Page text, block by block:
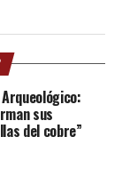
sus
del cobre”